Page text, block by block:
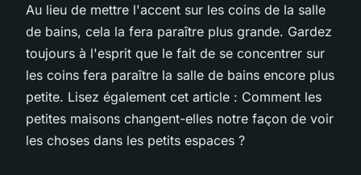
Au lieu de mettre l'accent sur les coins de la salle
de bains, cela la fera paraître plus grande. Gardez
toujours à l'esprit que le fait de se concentrer sur
les coins fera paraître la salle de bains encore plus
petite. Lisez également cet article : Comment les
petites maisons changent-elles notre façon de voir
les choses dans les petits espaces ?